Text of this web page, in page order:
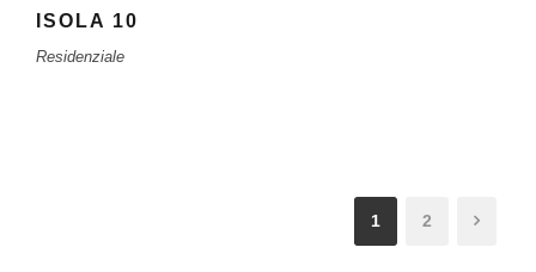
ISOLA 10
Residenziale
1 2